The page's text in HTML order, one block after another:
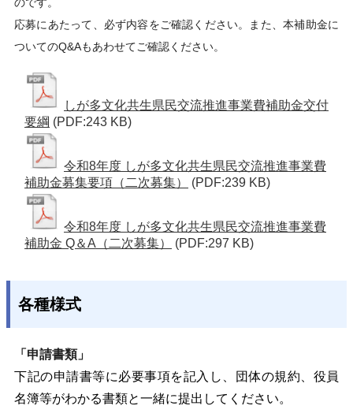
応募にあたって、必ず内容をご確認ください。また、本補助金に
ついてのQ&Aもあわせてご確認ください。
しが多文化共生県民交流推進事業費補助金交付
要綱 (PDF:243 KB)
令和8年度 しが多文化共生県民交流推進事業費
補助金募集要項（二次募集）
(PDF:239 KB)
令和8年度 しが多文化共生県民交流推進事業費
補助金 Q＆A（二次募集）
(PDF:297 KB)
各種様式
「申請書類」
下記の申請書等に必要事項を記入し、団体の規約、役員
名簿等がわかる書類と一緒に提出してください。